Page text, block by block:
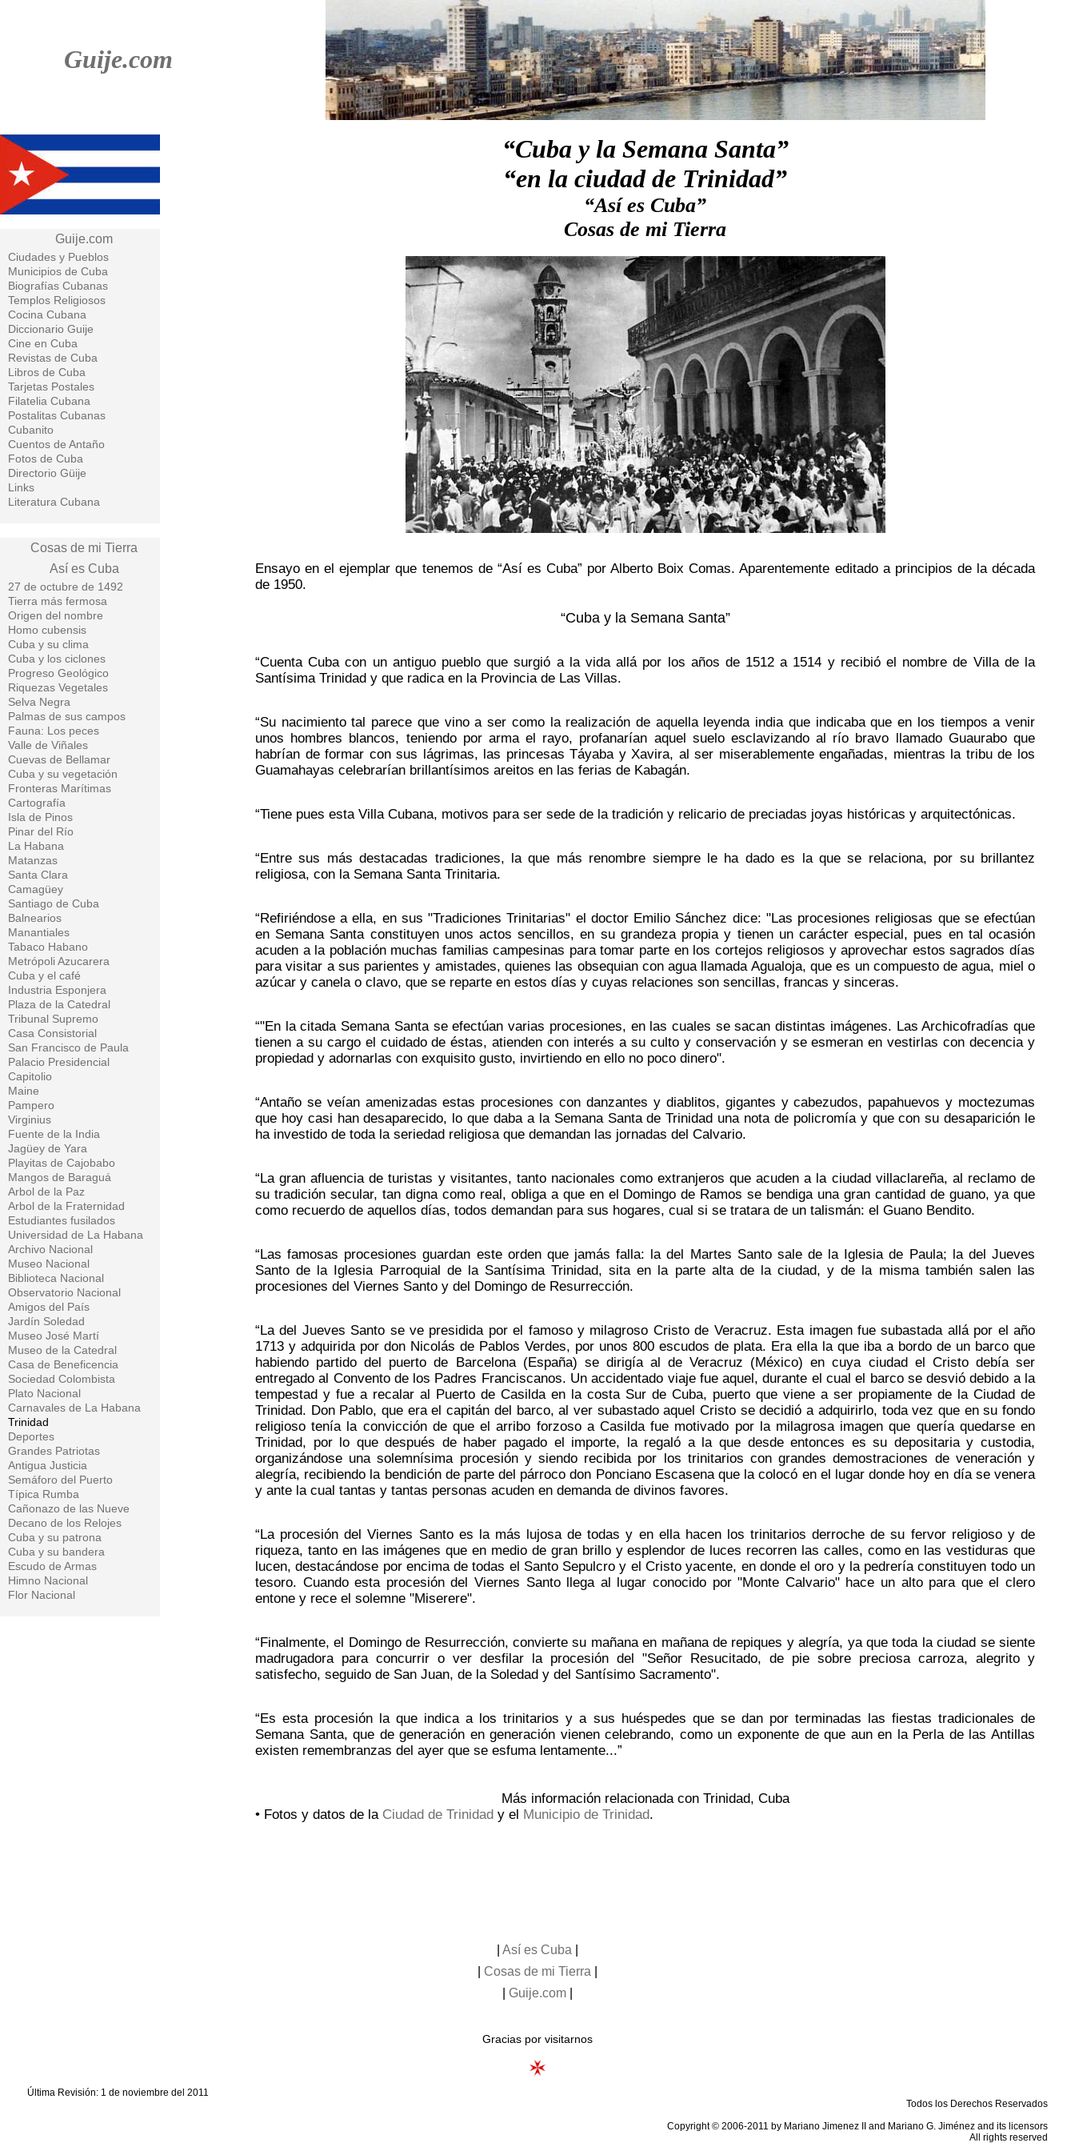
Guije.com
Guije.com
Ciudades y Pueblos
Municipios de Cuba
Biografías Cubanas
Templos Religiosos
Cocina Cubana
Diccionario Guije
Cine en Cuba
Revistas de Cuba
Libros de Cuba
Tarjetas Postales
Filatelia Cubana
Postalitas Cubanas
Cubanito
Cuentos de Antaño
Fotos de Cuba
Directorio Güije
Links
Literatura Cubana
Cosas de mi Tierra
Así es Cuba
27 de octubre de 1492
Tierra más fermosa
Origen del nombre
Homo cubensis
Cuba y su clima
Cuba y los ciclones
Progreso Geológico
Riquezas Vegetales
Selva Negra
Palmas de sus campos
Fauna: Los peces
Valle de Viñales
Cuevas de Bellamar
Cuba y su vegetación
Fronteras Marítimas
Cartografía
Isla de Pinos
Pinar del Río
La Habana
Matanzas
Santa Clara
Camagüey
Santiago de Cuba
Balnearios
Manantiales
Tabaco Habano
Metrópoli Azucarera
Cuba y el café
Industria Esponjera
Plaza de la Catedral
Tribunal Supremo
Casa Consistorial
San Francisco de Paula
Palacio Presidencial
Capitolio
Maine
Pampero
Virginius
Fuente de la India
Jagüey de Yara
Playitas de Cajobabo
Mangos de Baraguá
Arbol de la Paz
Arbol de la Fraternidad
Estudiantes fusilados
Universidad de La Habana
Archivo Nacional
Museo Nacional
Biblioteca Nacional
Observatorio Nacional
Amigos del País
Jardín Soledad
Museo José Martí
Museo de la Catedral
Casa de Beneficencia
Sociedad Colombista
Plato Nacional
Carnavales de La Habana
Trinidad
Deportes
Grandes Patriotas
Antigua Justicia
Semáforo del Puerto
Típica Rumba
Cañonazo de las Nueve
Decano de los Relojes
Cuba y su patrona
Cuba y su bandera
Escudo de Armas
Himno Nacional
Flor Nacional
“Cuba y la Semana Santa”
“en la ciudad de Trinidad”
“Así es Cuba”
Cosas de mi Tierra
Ensayo en el ejemplar que tenemos de “Así es Cuba” por Alberto Boix Comas. Aparentemente editado a principios de la década
de 1950.
“Cuba y la Semana Santa”
“Cuenta Cuba con un antiguo pueblo que surgió a la vida allá por los años de 1512 a 1514 y recibió el nombre de Villa de la
Santísima Trinidad y que radica en la Provincia de Las Villas.
“Su nacimiento tal parece que vino a ser como la realización de aquella leyenda india que indicaba que en los tiempos a venir
unos hombres blancos, teniendo por arma el rayo, profanarían aquel suelo esclavizando al río bravo llamado Guaurabo que
habrían de formar con sus lágrimas, las princesas Táyaba y Xavira, al ser miserablemente engañadas, mientras la tribu de los
Guamahayas celebrarían brillantísimos areitos en las ferias de Kabagán.
“Tiene pues esta Villa Cubana, motivos para ser sede de la tradición y relicario de preciadas joyas históricas y arquitectónicas.
“Entre sus más destacadas tradiciones, la que más renombre siempre le ha dado es la que se relaciona, por su brillantez
religiosa, con la Semana Santa Trinitaria.
“Refiriéndose a ella, en sus "Tradiciones Trinitarias" el doctor Emilio Sánchez dice: "Las procesiones religiosas que se efectúan
en Semana Santa constituyen unos actos sencillos, en su grandeza propia y tienen un carácter especial, pues en tal ocasión
acuden a la población muchas familias campesinas para tomar parte en los cortejos religiosos y aprovechar estos sagrados días
para visitar a sus parientes y amistades, quienes las obsequian con agua llamada Agualoja, que es un compuesto de agua, miel o
azúcar y canela o clavo, que se reparte en estos días y cuyas relaciones son sencillas, francas y sinceras.
“"En la citada Semana Santa se efectúan varias procesiones, en las cuales se sacan distintas imágenes. Las Archicofradías que
tienen a su cargo el cuidado de éstas, atienden con interés a su culto y conservación y se esmeran en vestirlas con decencia y
propiedad y adornarlas con exquisito gusto, invirtiendo en ello no poco dinero".
“Antaño se veían amenizadas estas procesiones con danzantes y diablitos, gigantes y cabezudos, papahuevos y moctezumas
que hoy casi han desaparecido, lo que daba a la Semana Santa de Trinidad una nota de policromía y que con su desaparición le
ha investido de toda la seriedad religiosa que demandan las jornadas del Calvario.
“La gran afluencia de turistas y visitantes, tanto nacionales como extranjeros que acuden a la ciudad villaclareña, al reclamo de
su tradición secular, tan digna como real, obliga a que en el Domingo de Ramos se bendiga una gran cantidad de guano, ya que
como recuerdo de aquellos días, todos demandan para sus hogares, cual si se tratara de un talismán: el Guano Bendito.
“Las famosas procesiones guardan este orden que jamás falla: la del Martes Santo sale de la Iglesia de Paula; la del Jueves
Santo de la Iglesia Parroquial de la Santísima Trinidad, sita en la parte alta de la ciudad, y de la misma también salen las
procesiones del Viernes Santo y del Domingo de Resurrección.
“La del Jueves Santo se ve presidida por el famoso y milagroso Cristo de Veracruz. Esta imagen fue subastada allá por el año
1713 y adquirida por don Nicolás de Pablos Verdes, por unos 800 escudos de plata. Era ella la que iba a bordo de un barco que
habiendo partido del puerto de Barcelona (España) se dirigía al de Veracruz (México) en cuya ciudad el Cristo debía ser
entregado al Convento de los Padres Franciscanos. Un accidentado viaje fue aquel, durante el cual el barco se desvió debido a la
tempestad y fue a recalar al Puerto de Casilda en la costa Sur de Cuba, puerto que viene a ser propiamente de la Ciudad de
Trinidad. Don Pablo, que era el capitán del barco, al ver subastado aquel Cristo se decidió a adquirirlo, toda vez que en su fondo
religioso tenía la convicción de que el arribo forzoso a Casilda fue motivado por la milagrosa imagen que quería quedarse en
Trinidad, por lo que después de haber pagado el importe, la regaló a la que desde entonces es su depositaria y custodia,
organizándose una solemnísima procesión y siendo recibida por los trinitarios con grandes demostraciones de veneración y
alegría, recibiendo la bendición de parte del párroco don Ponciano Escasena que la colocó en el lugar donde hoy en día se venera
y ante la cual tantas y tantas personas acuden en demanda de divinos favores.
“La procesión del Viernes Santo es la más lujosa de todas y en ella hacen los trinitarios derroche de su fervor religioso y de
riqueza, tanto en las imágenes que en medio de gran brillo y esplendor de luces recorren las calles, como en las vestiduras que
lucen, destacándose por encima de todas el Santo Sepulcro y el Cristo yacente, en donde el oro y la pedrería constituyen todo un
tesoro. Cuando esta procesión del Viernes Santo llega al lugar conocido por "Monte Calvario" hace un alto para que el clero
entone y rece el solemne "Miserere".
“Finalmente, el Domingo de Resurrección, convierte su mañana en mañana de repiques y alegría, ya que toda la ciudad se siente
madrugadora para concurrir o ver desfilar la procesión del "Señor Resucitado, de pie sobre preciosa carroza, alegrito y
satisfecho, seguido de San Juan, de la Soledad y del Santísimo Sacramento".
“Es esta procesión la que indica a los trinitarios y a sus huéspedes que se dan por terminadas las fiestas tradicionales de
Semana Santa, que de generación en generación vienen celebrando, como un exponente de que aun en la Perla de las Antillas
existen remembranzas del ayer que se esfuma lentamente...”
Más información relacionada con Trinidad, Cuba
• Fotos y datos de la Ciudad de Trinidad y el Municipio de Trinidad.
Así es Cuba
Cosas de mi Tierra
Guije.com
Gracias por visitarnos
Última Revisión: 1 de noviembre del 2011
Todos los Derechos Reservados
Copyright © 2006-2011 by Mariano Jimenez II and Mariano G. Jiménez and its licensors
All rights reserved